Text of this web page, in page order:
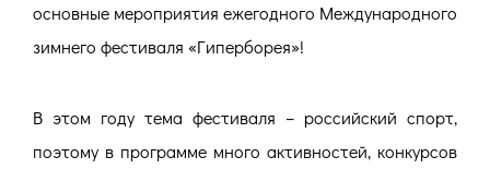
основные мероприятия ежегодного Международного
зимнего фестиваля «Гиперборея»!
В этом году тема фестиваля – российский спорт,
поэтому в программе много активностей, конкурсов